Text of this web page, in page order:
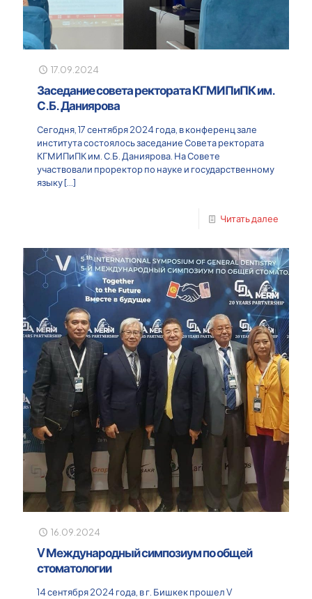
17.09.2024
Заседание совета ректората КГМИПиПК им.
С.Б. Даниярова
Сегодня, 17 сентября 2024 года, в конференц зале
института состоялось заседание Совета ректората
КГМИПиПК им. С.Б. Даниярова. На Совете
участвовали проректор по науке и государственному
языку[…]
Читать далее
16.09.2024
V Международный симпозиум по общей
стоматологии
14 сентября 2024 года, в г. Бишкек прошел V